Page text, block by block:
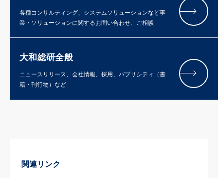
各種コンサルティング、システムソリューションなど事
業・ソリューションに関するお問い合わせ、ご相談
大和総研全般
ニュースリリース、会社情報、採用、パブリシティ（書
籍・刊行物）など
関連リンク